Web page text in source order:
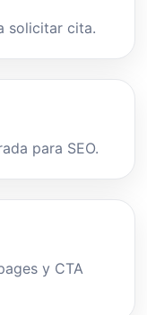
solicitar cita.
para SEO.
y CTA